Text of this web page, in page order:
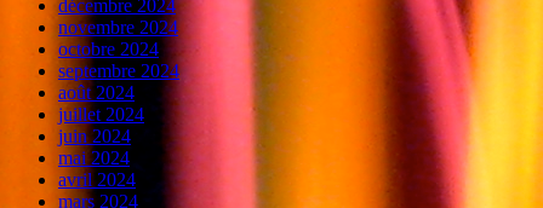
décembre 2024
novembre 2024
octobre 2024
septembre 2024
août 2024
juillet 2024
juin 2024
mai 2024
avril 2024
mars 2024